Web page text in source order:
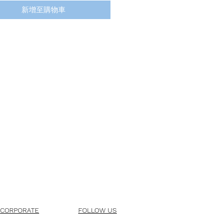
新增至購物車
CORPORATE FOLLOW US